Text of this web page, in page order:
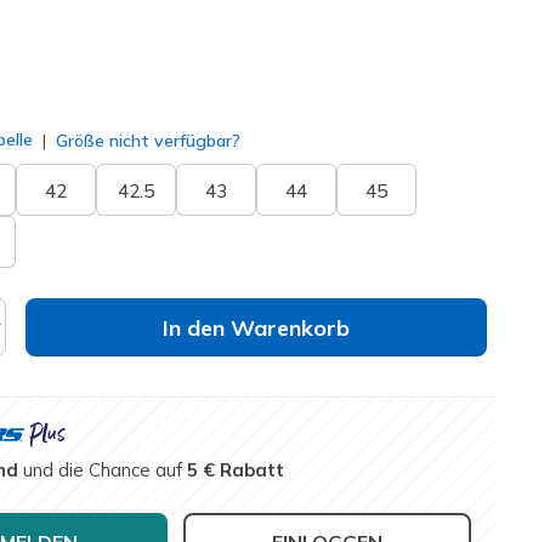
Größe nicht verfügbar?
42 42.5 43 44 45
In den Warenkorb
und die Chance auf5 € Rabatt